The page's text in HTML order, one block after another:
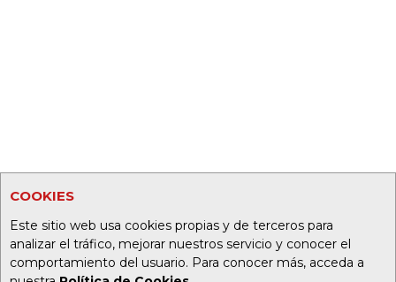
COOKIES
Este sitio web usa cookies propias y de terceros para
analizar el tráfico, mejorar nuestros servicio y conocer el
comportamiento del usuario. Para conocer más, acceda a